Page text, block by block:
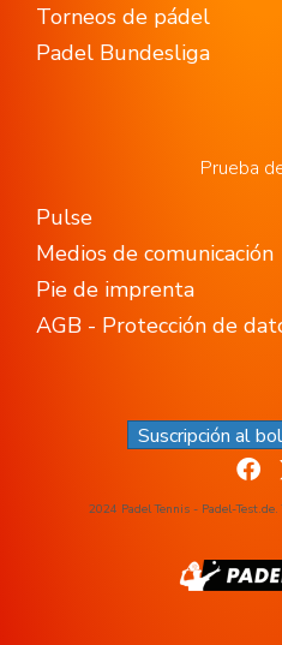
Torneos de pádel
Padel Bundesliga
Prueba
Pulse
Medios de comunicación
Pie de imprenta
AGB - Protección de
Suscripción al
2024 Padel Tennis - Padel-Test.de.